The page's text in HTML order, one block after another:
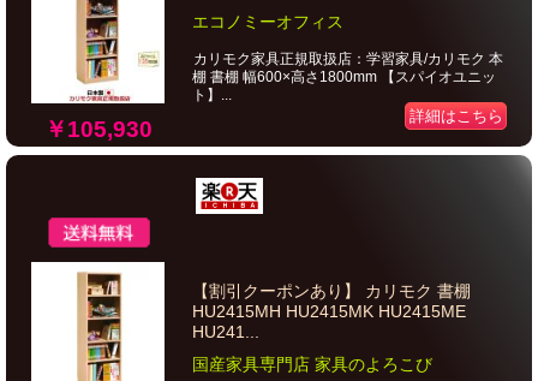
￥105,930
エコノミーオフィス
カリモク家具正規取扱店：学習家具/カリモク 本
棚 書棚 幅600×高さ1800mm 【スパイオユニッ
ト】...
詳細はこちら
【割引クーポンあり】 カリモク 書棚
HU2415MH HU2415MK HU2415ME
HU241...
国産家具専門店 家具のよろこび